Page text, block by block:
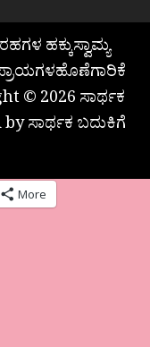
ಹಕ್ಕುಸ್ವಾಮ್ಯ
© 2026 ಸಾರ್ಥಕ
ಸಾರ್ಥಕ ಬದುಕಿಗೆ
More